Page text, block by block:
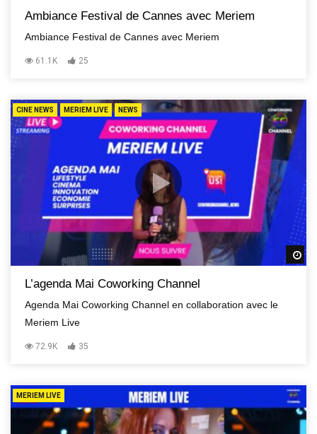
Ambiance Festival de Cannes avec Meriem
Ambiance Festival de Cannes avec Meriem
61.1K 25
CINE NEWS MERIEM LIVE NEWS
L’agenda Mai Coworking Channel
Agenda Mai Coworking Channel en collaboration avec le
Meriem Live
72.9K 35
MERIEM LIVE